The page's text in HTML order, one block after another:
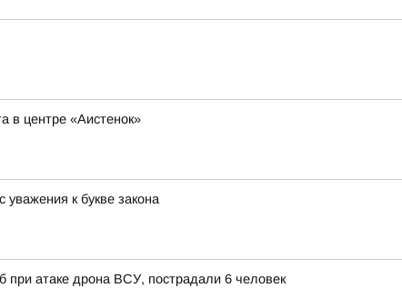
в центре «Аистенок»
к букве закона
при атаке дрона ВСУ, пострадали 6 человек